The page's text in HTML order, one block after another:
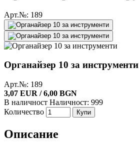
Арт.№: 189
Органайзер 10 за инструменти
Арт.№: 189
3,07 EUR / 6,00 BGN
В наличност Наличност: 999
Количество
Купи
Описание